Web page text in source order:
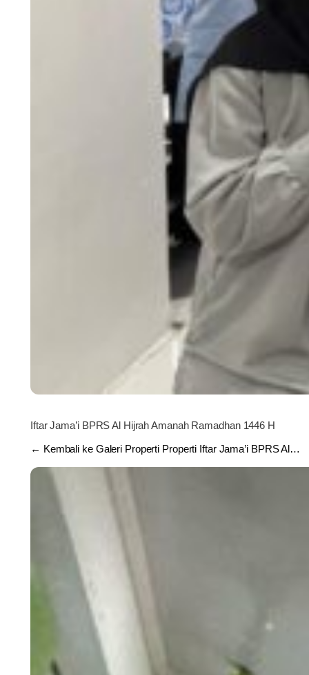
Iftar Jama’i BPRS Al Hijrah Amanah Ramadhan 1446 H
← Kembali ke Galeri Properti Properti Iftar Jama’i BPRS Al…